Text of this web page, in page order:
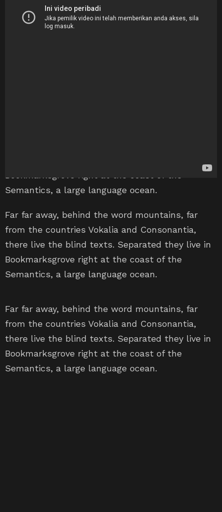
Guess That Celebrity Mouth
Semantics, a large language ocean.
Far far away, behind the word mountains, far
from the countries Vokalia and Consonantia,
there live the blind texts. Separated they live in
Bookmarksgrove right at the coast of the
Semantics, a large language ocean.
Far far away, behind the word mountains, far
from the countries Vokalia and Consonantia,
there live the blind texts. Separated they live in
Bookmarksgrove right at the coast of the
Semantics, a large language ocean.